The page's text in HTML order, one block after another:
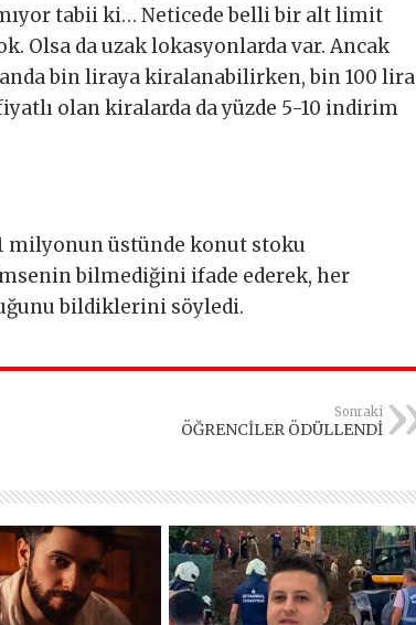
tabii ki… Neticede belli bir alt limit
Olsa da uzak lokasyonlarda var. Ancak
bin liraya kiralanabilirken, bin 100 lira
olan kiralarda da yüzde 5-10 indirim
milyonun üstünde konut stoku
bilmediğini ifade ederek, her
bildiklerini söyledi.
Sonraki
ÖĞRENCİLER ÖDÜLLENDİ